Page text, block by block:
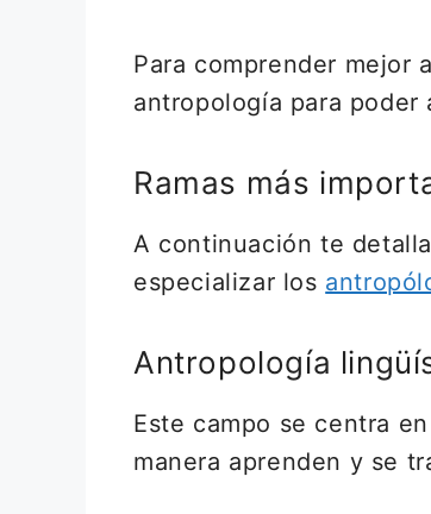
Para comprender mejor
antropología para poder
Ramas más
A continuación te
especializar los
Antropología
Este campo se centra
manera aprenden y se